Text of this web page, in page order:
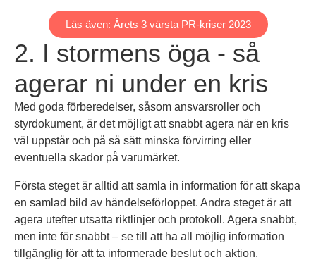
Läs även: Årets 3 värsta PR-kriser 2023
2. I stormens öga - så
agerar ni under en kris
Med goda förberedelser, såsom ansvarsroller och
styrdokument, är det möjligt att snabbt agera när en kris
väl uppstår och på så sätt minska förvirring eller
eventuella skador på varumärket.
Första steget är alltid att samla in information för att skapa
en samlad bild av händelseförloppet. Andra steget är att
agera utefter utsatta riktlinjer och protokoll. Agera snabbt,
men inte för snabbt – se till att ha all möjlig information
tillgänglig för att ta informerade beslut och aktion.